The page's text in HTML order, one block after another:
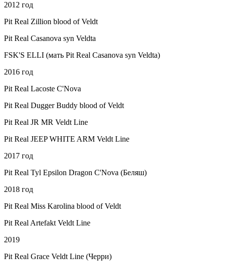
2012 год
Pit Real Zillion blood of Veldt
Pit Real Casanova syn Veldta
FSK'S ELLI (мать Pit Real Casanova syn Veldta)
2016 год
Pit Real Lacoste C'Nova
Pit Real Dugger Buddy blood of Veldt
Pit Real JR MR Veldt Line
Pit Real JEEP WHITE ARM Veldt Line
2017 год
Pit Real Tyl Epsilon Dragon C'Nova (Беляш)
2018 год
Pit Real Miss Karolina blood of Veldt
Pit Real Artefakt Veldt Line
2019
Pit Real Grace Veldt Line (Черри)